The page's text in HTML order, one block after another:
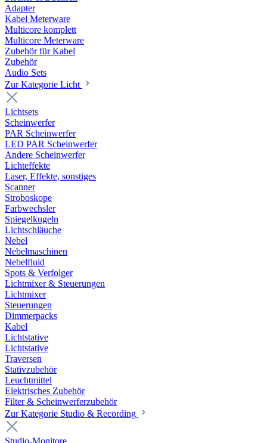
Adapter
Kabel Meterware
Multicore komplett
Multicore Meterware
Zubehör für Kabel
Zubehör
Audio Sets
Zur Kategorie Licht
Lichtsets
Scheinwerfer
PAR Scheinwerfer
LED PAR Scheinwerfer
Andere Scheinwerfer
Lichteffekte
Laser, Effekte, sonstiges
Scanner
Stroboskope
Farbwechsler
Spiegelkugeln
Lichtschläuche
Nebel
Nebelmaschinen
Nebelfluid
Spots & Verfolger
Lichtmixer & Steuerungen
Lichtmixer
Steuerungen
Dimmerpacks
Kabel
Lichtstative
Lichtstative
Traversen
Stativzubehör
Leuchtmittel
Elektrisches Zubehör
Filter & Scheinwerferzubehör
Zur Kategorie Studio & Recording
Studio-Monitore